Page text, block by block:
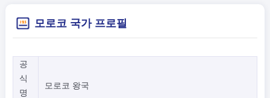
모로코 국가 프로필
공
식
명
모로코 왕국